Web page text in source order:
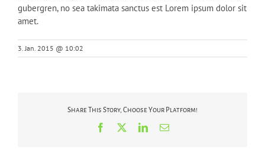
gubergren, no sea takimata sanctus est Lorem ipsum dolor sit
amet.
3. Jan. 2015 @ 10:02
Share This Story, Choose Your Platform!
Facebook LinkedIn
E-